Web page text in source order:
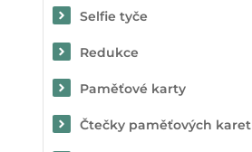
Selfie tyče
Redukce
Paměťové karty
Čtečky paměťových karet